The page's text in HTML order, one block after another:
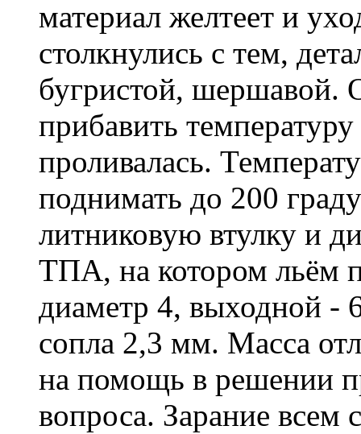
материал желтеет и
столкнулись с тем,
бугристой, шершавой.
прибавить
проливалась.
поднимать до 200
литниковую втулку и
ТПА, на котором льём
диаметр 4, выходной -
сопла 2,3 мм. Масса
на помощь в решении
вопроса. Зарание всем